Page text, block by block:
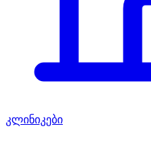
კლინიკები